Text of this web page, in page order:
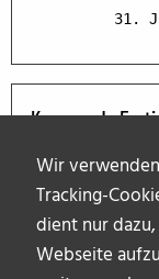
Wir
Tracking-
dient nur
Webseite
31.
Kommende